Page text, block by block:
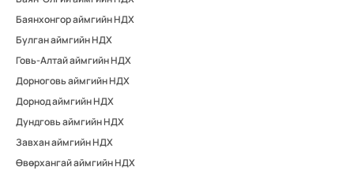
Баянхонгор аймгийн НДХ
Булган аймгийн НДХ
Говь-Алтай аймгийн НДХ
Дорноговь аймгийн НДХ
Дорнод аймгийн НДХ
Дундговь аймгийн НДХ
Завхан аймгийн НДХ
Өвөрхангай аймгийн НДХ